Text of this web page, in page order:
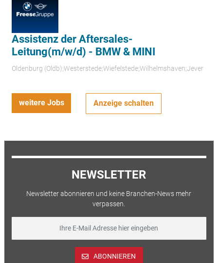
Assistenz der Aftersales-
Leitung(m/w/d) - BMW & MINI
Oldenburg (Oldb);Westerstede;Wiefelstede;Wilhelmshaven;Jever
weitere Jobs Anzeige schalten
NEWSLETTER
Newsletter abonnieren und keine Branchen-News mehr
verpassen.
ABONNIEREN